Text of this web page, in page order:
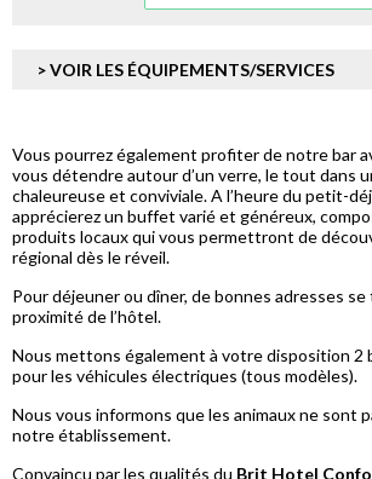
> VOIR LES ÉQUIPEMENTS/SERVICES
Vous pourrez également profiter de notre bar
vous détendre autour d’un verre, le tout dans
chaleureuse et conviviale. A l’heure du petit-
apprécierez un buffet varié et généreux,
produits locaux qui vous permettront de
régional dès le réveil.
Pour déjeuner ou dîner, de bonnes adresses
proximité de l’hôtel.
Nous mettons également à votre disposition 2
pour les véhicules électriques (tous modèles).
Nous vous informons que les animaux ne sont
notre établissement.
Convaincu par les qualités du Brit Hotel